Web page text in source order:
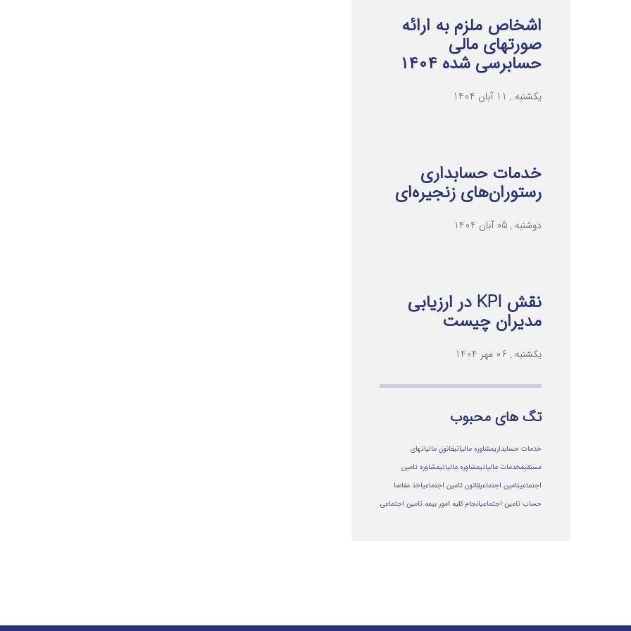
اشخاص ملزم به ارائه
صورتهای مالی
حسابرسی شده ۱۴۰۴
یکشنبه , 11 آبان 1404
خدمات حسابداری
رستوران‌های زنجیره‌ای
دوشنبه , 05 آبان 1404
نقش KPI در ارزیابی
مدیران چیست
یکشنبه , 06 مهر 1404
تگ های محبوب
خدمات حسابداریمشاوره مالیاتیقانون مالیاتهای
مستقیمخدمات مالیاتیمشاوره مالياتيمشاوره تامین
اجتماعیتامین اجتماعیقانون تامین اجتماعیاخذ مفاصا
حساب تامین اجتماعیانجام کلیه امور بیمه تامین اجتماعی